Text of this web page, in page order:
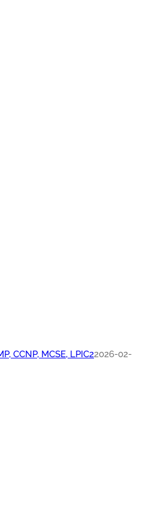
CCNP, MCSE, LPIC22026-02-